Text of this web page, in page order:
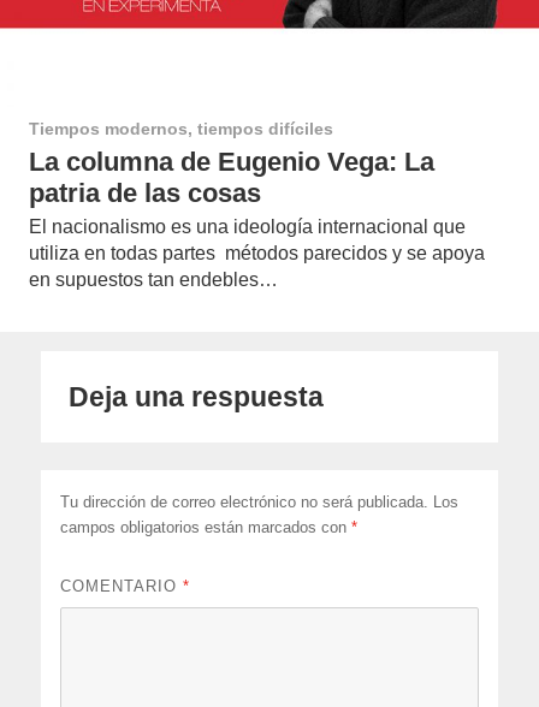
Tiempos modernos, tiempos difíciles
La columna de Eugenio Vega: La
patria de las cosas
El nacionalismo es una ideología internacional que
utiliza en todas partes métodos parecidos y se apoya
en supuestos tan endebles…
Deja una respuesta
Tu dirección de correo electrónico no será publicada. Los
campos obligatorios están marcados con*
COMENTARIO*